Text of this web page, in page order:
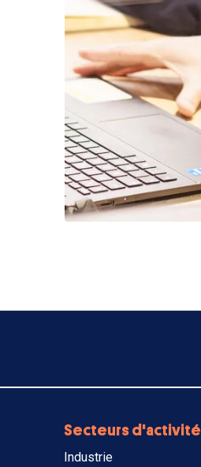
Secteurs d'activité
Industrie